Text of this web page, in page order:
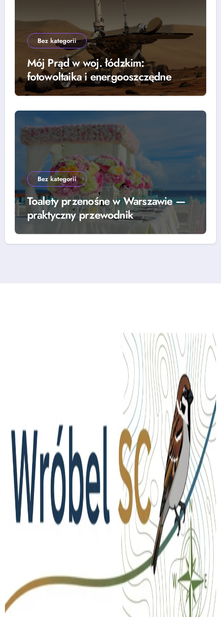
Bez kategorii
Mój Prąd w woj. łódzkim:
fotowoltaika i energooszczędne
rozwiązania — grzejniki, pompy
Bez kategorii
Toalety przenośne w Warszawie —
praktyczny przewodnik